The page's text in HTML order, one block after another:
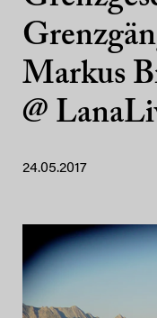
Markus
@
24.05.2017